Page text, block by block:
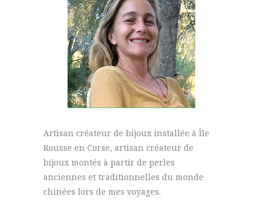
Artisan créateur de bijoux installée à Île
Rousse en Corse, artisan créateur de
bijoux montés à partir de perles
anciennes et traditionnelles du monde
chinées lors de mes voyages.